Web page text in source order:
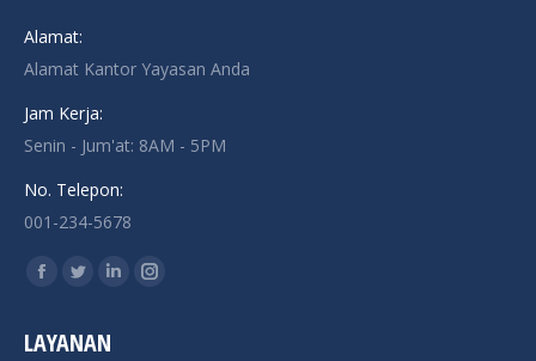
Alamat:
Alamat Kantor Yayasan Anda
Jam Kerja:
Senin - Jum'at: 8AM - 5PM
No. Telepon:
001-234-5678
Find us on:
Facebook
opens
Twitter
opens
LinkedinInstagram
LAYANAN